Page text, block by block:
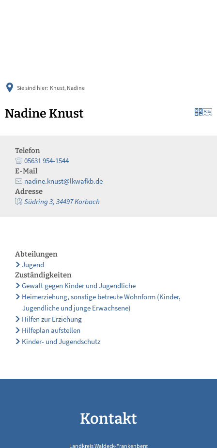
Sie sind hier: Knust, Nadine
Nadine Knust
Telefon
05631 954-1544
E-Mail
nadine.knust@lkwafkb.de
Adresse
Südring 3, 34497 Korbach
Abteilungen
Jugend
Zuständigkeiten
Gewalt gegen Kinder und Jugendliche
Heimerziehung, sonstige betreute Wohnform (Kinder,
Jugendliche und junge Erwachsene)
Hilfen zur Erziehung
Hilfeplan aufstellen
Kinder- und Jugendschutz
Kontakt
Landkreis Waldeck-Frankenberg